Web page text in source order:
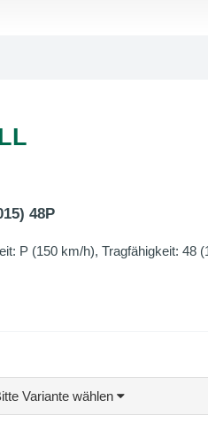
48P
P (150 km/h), Tragfähigkeit: 48
Variante wählen